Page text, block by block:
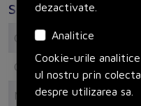
Specificatii
Colour
Colour
Measurements
dezactivate.
Analitice
Cookie-urile
ul nostru prin
despre utilizarea sa.